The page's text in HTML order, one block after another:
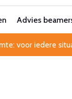
Advies
voor iedere